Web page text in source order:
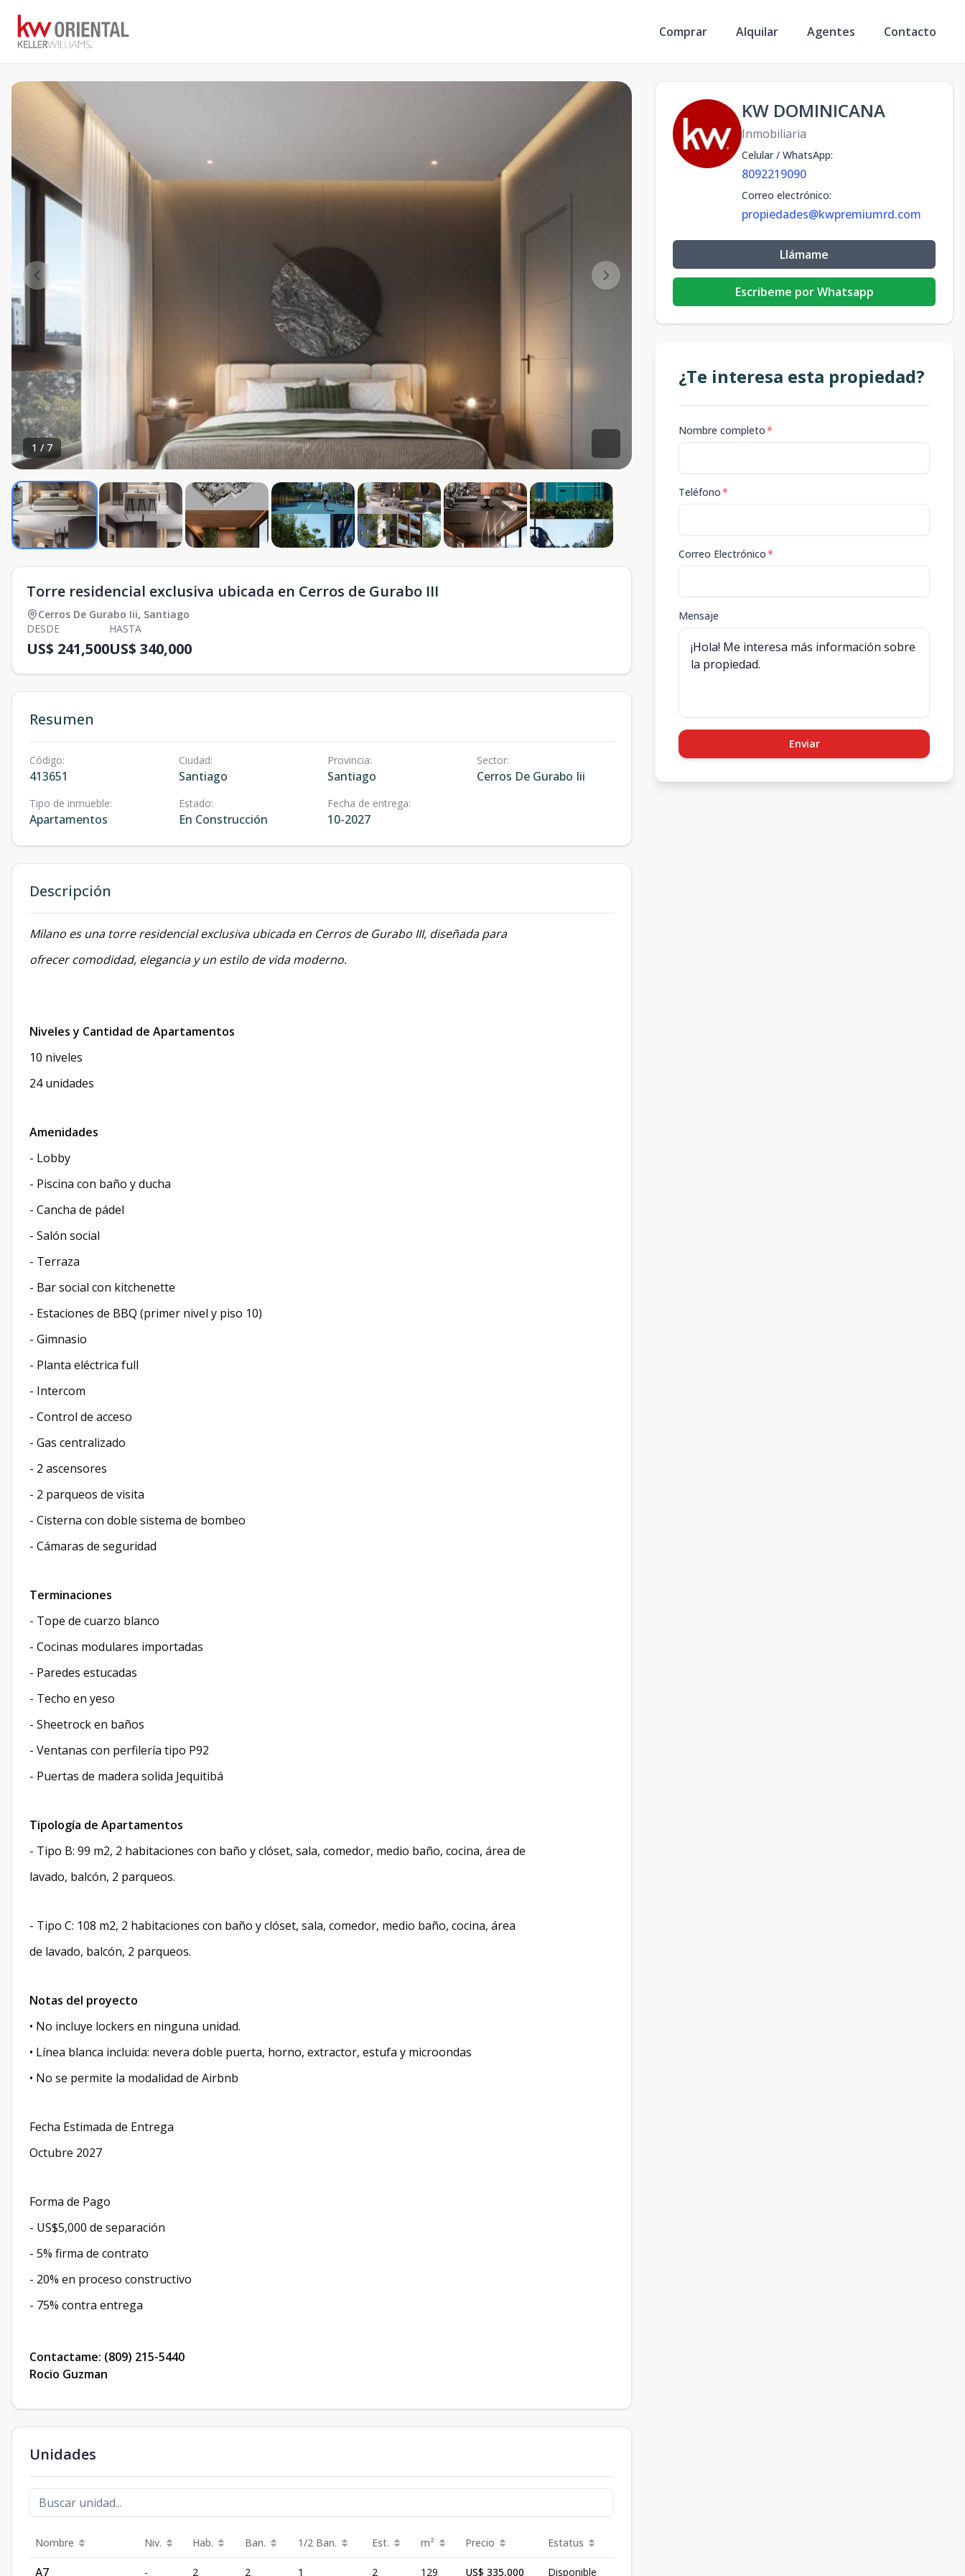
Comprar Alquilar Agentes Contacto
1 / 7
Torre residencial exclusiva ubicada en Cerros de Gurabo III
Cerros De Gurabo Iii, Santiago
DESDE
US$ 241,500
HASTA
US$ 340,000
Resumen
Código:
413651
Ciudad:
Santiago
Provincia:
Santiago
Sector:
Cerros De Gurabo Iii
Tipo de inmueble:
Apartamentos
Estado:
En Construcción
Fecha de entrega:
10-2027
Descripción
Milano es una torre residencial exclusiva ubicada en Cerros de Gurabo III, diseñada para
ofrecer comodidad, elegancia y un estilo de vida moderno.
Niveles y Cantidad de Apartamentos
10 niveles
24 unidades
Amenidades
- Lobby
- Piscina con baño y ducha
- Cancha de pádel
- Salón social
- Terraza
- Bar social con kitchenette
- Estaciones de BBQ (primer nivel y piso 10)
- Gimnasio
- Planta eléctrica full
- Intercom
- Control de acceso
- Gas centralizado
- 2 ascensores
- 2 parqueos de visita
- Cisterna con doble sistema de bombeo
- Cámaras de seguridad
Terminaciones
- Tope de cuarzo blanco
- Cocinas modulares importadas
- Paredes estucadas
- Techo en yeso
- Sheetrock en baños
- Ventanas con perfilería tipo P92
- Puertas de madera solida Jequitibá
Tipología de Apartamentos
- Tipo B: 99 m2, 2 habitaciones con baño y clóset, sala, comedor, medio baño, cocina, área de
lavado, balcón, 2 parqueos.
- Tipo C: 108 m2, 2 habitaciones con baño y clóset, sala, comedor, medio baño, cocina, área
de lavado, balcón, 2 parqueos.
Notas del proyecto
• No incluye lockers en ninguna unidad.
• Línea blanca incluida: nevera doble puerta, horno, extractor, estufa y microondas
• No se permite la modalidad de Airbnb
Fecha Estimada de Entrega
Octubre 2027
Forma de Pago
- US$5,000 de separación
- 5% firma de contrato
- 20% en proceso constructivo
- 75% contra entrega
Contactame: (809) 215-5440
Rocio Guzman
Unidades
Nombre Niv. Hab. Ban. 1/2 Ban. Est. m² Precio Estatus
A7 - 2 2 1 2 129 US$ 335,000 Disponible
KW DOMINICANA
Inmobiliaria
Celular / WhatsApp:
8092219090
Correo electrónico:
propiedades@kwpremiumrd.com
Llámame
Escribeme por Whatsapp
¿Te interesa esta propiedad?
Nombre completo*
Teléfono*
Correo Electrónico*
Mensaje
Enviar